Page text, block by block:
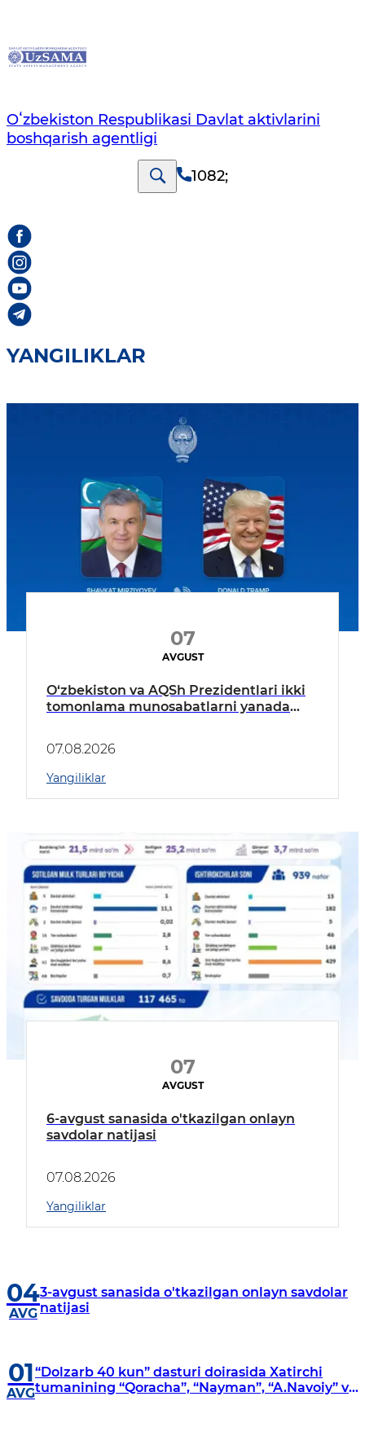
Oʻzbekiston Respublikasi Davlat aktivlarini
boshqarish agentligi
1082;
YANGILIKLAR
07
AVGUST
O‘zbekiston va AQSh Prezidentlari ikki
tomonlama munosabatlarni yanada
07.08.2026
Yangiliklar
07
AVGUST
6-avgust sanasida o'tkazilgan onlayn
savdolar natijasi
07.08.2026
Yangiliklar
04
AVG
3-avgust sanasida o'tkazilgan onlayn savdolar
natijasi
01
AVG
“Dolzarb 40 kun” dasturi doirasida Xatirchi
tumanining “Qoracha”, “Nayman”, “A.Navoiy” va